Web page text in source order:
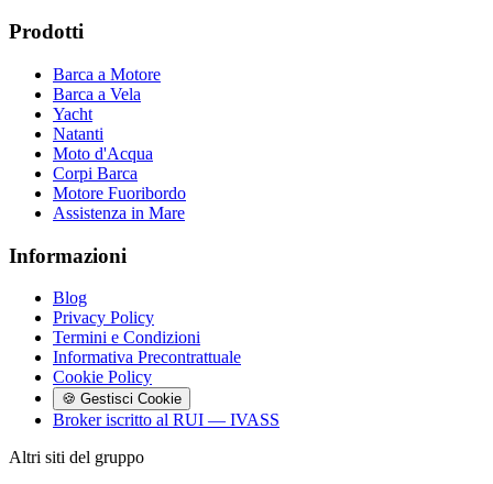
Prodotti
Barca a Motore
Barca a Vela
Yacht
Natanti
Moto d'Acqua
Corpi Barca
Motore Fuoribordo
Assistenza in Mare
Informazioni
Blog
Privacy Policy
Termini e Condizioni
Informativa Precontrattuale
Cookie Policy
🍪 Gestisci Cookie
Broker iscritto al RUI — IVASS
Altri siti del gruppo